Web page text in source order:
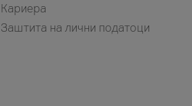
Кариера
Заштита на лични податоци